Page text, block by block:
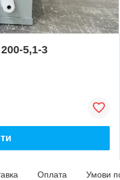
5,1-3
Оплата Умови